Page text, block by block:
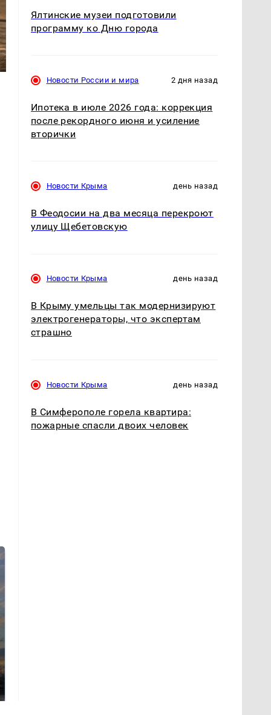
Ялтинские музеи подготовили
программу ко Дню города
Новости России и мира 2 дня назад
Ипотека в июле 2026 года: коррекция
после рекордного июня и усиление
вторички
Новости Крыма день назад
В Феодосии на два месяца перекроют
улицу Щебетовскую
Новости Крыма день назад
В Крыму умельцы так модернизируют
электрогенераторы, что экспертам
страшно
Новости Крыма день назад
В Симферополе горела квартира:
пожарные спасли двоих человек